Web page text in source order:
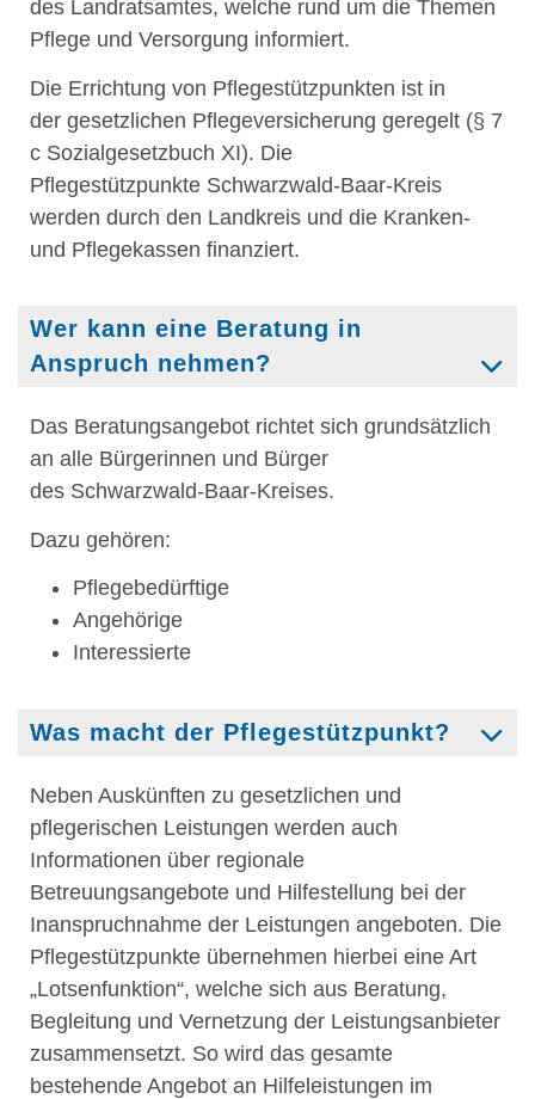
des Landratsamtes, welche rund um die Themen
Pflege und Versorgung informiert.
Die Errichtung von Pflegestützpunkten ist in
der gesetzlichen Pflegeversicherung geregelt (§ 7
c Sozialgesetzbuch XI). Die
Pflegestützpunkte Schwarzwald-Baar-Kreis
werden durch den Landkreis und die Kranken-
und Pflegekassen finanziert.
Wer kann eine Beratung in
Anspruch nehmen?
Das Beratungsangebot richtet sich grundsätzlich
an alle Bürgerinnen und Bürger
des Schwarzwald-Baar-Kreises.
Dazu gehören:
Pflegebedürftige
Angehörige
Interessierte
Was macht der Pflegestützpunkt?
Neben Auskünften zu gesetzlichen und
pflegerischen Leistungen werden auch
Informationen über regionale
Betreuungsangebote und Hilfestellung bei der
Inanspruchnahme der Leistungen angeboten. Die
Pflegestützpunkte übernehmen hierbei eine Art
„Lotsenfunktion“, welche sich aus Beratung,
Begleitung und Vernetzung der Leistungsanbieter
zusammensetzt. So wird das gesamte
bestehende Angebot an Hilfeleistungen im